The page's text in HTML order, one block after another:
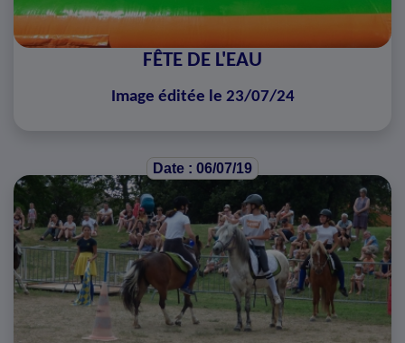
FÊTE DE L'EAU
Image éditée le 23/07/24
Date : 06/07/19